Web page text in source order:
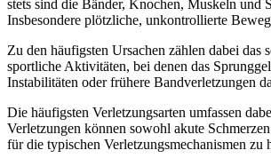
stets sind die Bänder, Knochen, Muskeln und
Insbesondere plötzliche, unkontrollierte
Zu den häufigsten Ursachen zählen dabei
sportliche Aktivitäten, bei denen das
Instabilitäten oder frühere Bandverletzungen
Die häufigsten Verletzungsarten umfassen
Verletzungen können sowohl akute
für die typischen Verletzungsmechanismen